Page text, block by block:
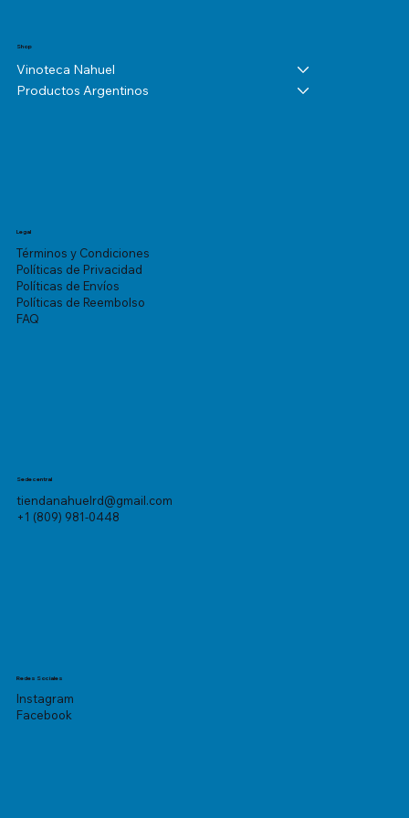
Shop
Vinoteca Nahuel
Productos Argentinos
Legal
Términos y Condiciones
Políticas de Privacidad
Políticas de Envíos
Políticas de Reembolso
FAQ
Sede central
tiendanahuelrd@gmail.com
+1 (809) 981-0448
Redes Sociales
Instagram
Facebook